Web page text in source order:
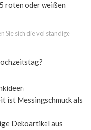
roten oder weißen
Sie sich die vollständige
ist Messingschmuck als
Dekoartikel aus